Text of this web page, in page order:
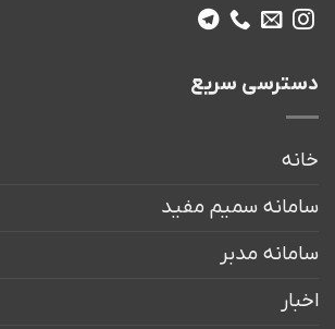
دسترسی سریع
خانه
سامانه سمیم مفید
سامانه مدبر
اخبار